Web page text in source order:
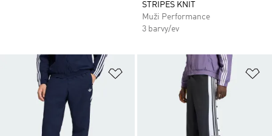
STRIPES KNIT
Muži Performance
3 barvy/ev
Přidat do seznamu přání